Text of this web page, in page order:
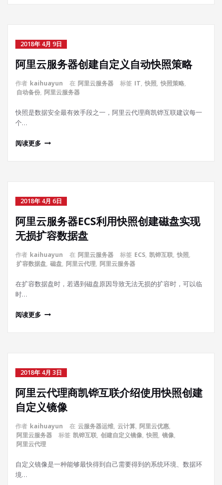
2018年 4月 9日
阿里云服务器创建自定义自动快照策略
作者 kaihuayun 在 阿里云服务器 标签 IT, 快照, 快照策略,
自动备份, 阿里云服务器
快照是数据安全最有效手段之一，阿里云代理商凯铧互联建议每一
个…
阅读更多
2018年 4月 6日
阿里云服务器ECS利用快照创建磁盘实现
无损扩容数据盘
作者 kaihuayun 在 阿里云服务器 标签 ECS, 凯铧互联, 快照,
扩容数据盘, 磁盘, 阿里云代理, 阿里云服务器
在扩容数据盘时，若遇到磁盘原因导致无法无损的扩容时，可以临
时…
阅读更多
2018年 4月 3日
阿里云代理商凯铧互联介绍使用快照创建
自定义镜像
作者 kaihuayun 在 云服务器运维, 云计算, 阿里云优惠,
阿里云服务器
标签 凯铧互联, 创建自定义镜像, 快照, 镜像,
阿里云代理
自定义镜像是一种能够最快得到自己需要得到的系统环境、数据环
境…